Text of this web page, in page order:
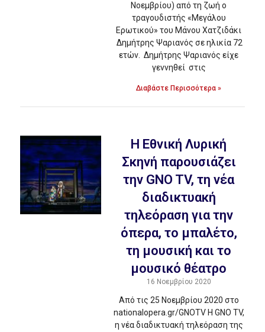
Νοεμβρίου) από τη ζωή ο
τραγουδιστής «Μεγάλου
Ερωτικού» του Μάνου Χατζιδάκι
Δημήτρης Ψαριανός σε ηλικία 72
ετών. Δημήτρης Ψαριανός είχε
γεννηθεί στις
Διαβάστε Περισσότερα »
H Εθνική Λυρική
Σκηνή παρουσιάζει
την GNO TV, τη νέα
διαδικτυακή
τηλεόραση για την
όπερα, το μπαλέτο,
τη μουσική και το
μουσικό θέατρο
16 Νοεμβρίου 2020
Από τις 25 Νοεμβρίου 2020 στο
nationalopera.gr/GNOTV Η GNO TV,
η νέα διαδικτυακή τηλεόραση της